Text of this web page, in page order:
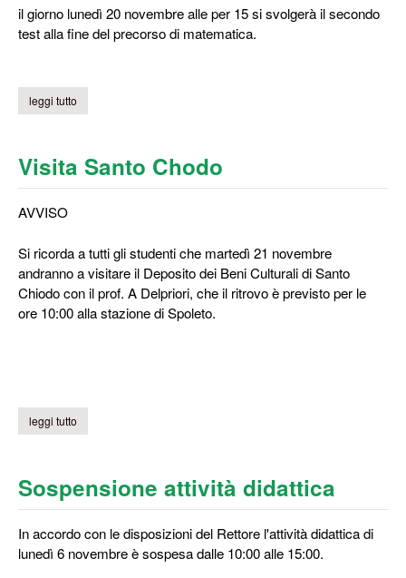
il giorno lunedì 20 novembre alle per 15 si svolgerà il secondo
test alla fine del precorso di matematica.
leggi tutto
Visita Santo Chodo
AVVISO
Si ricorda a tutti gli studenti che martedì 21 novembre
andranno a visitare il Deposito dei Beni Culturali di Santo
Chiodo con il prof. A Delpriori, che il ritrovo è previsto per le
ore 10:00 alla stazione di Spoleto.
leggi tutto
Sospensione attività didattica
In accordo con le disposizioni del Rettore l'attività didattica di
lunedì 6 novembre è sospesa dalle 10:00 alle 15:00.